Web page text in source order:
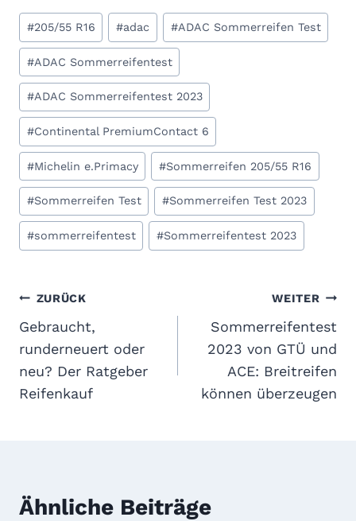
Schlagworte:
#205/55 R16 #adac #ADAC Sommerreifen Test
#ADAC Sommerreifentest
#ADAC Sommerreifentest 2023
#Continental PremiumContact 6
#Michelin e.Primacy #Sommerreifen 205/55 R16
#Sommerreifen Test #Sommerreifen Test 2023
#sommerreifentest #Sommerreifentest 2023
Beitragsnavigation
ZURÜCK
Gebraucht,
runderneuert oder
neu? Der Ratgeber
Reifenkauf
WEITER
Sommerreifentest
2023 von GTÜ und
ACE: Breitreifen
können überzeugen
Ähnliche Beiträge